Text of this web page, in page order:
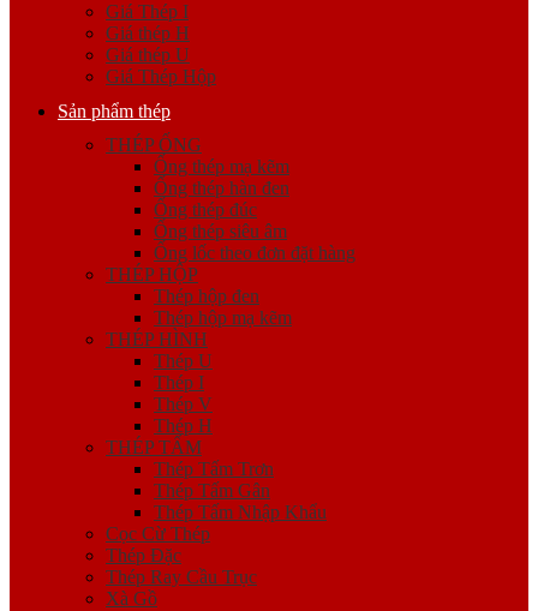
Giá Thép I
Giá thép H
Giá thép U
Giá Thép Hộp
Sản phẩm thép
THÉP ỐNG
Ống thép mạ kẽm
Ống thép hàn đen
Ống thép đúc
Ống thép siêu âm
Ống lốc theo đơn đặt hàng
THÉP HỘP
Thép hộp đen
Thép hộp mạ kẽm
THÉP HÌNH
Thép U
Thép I
Thép V
Thép H
THÉP TẤM
Thép Tấm Trơn
Thép Tấm Gân
Thép Tấm Nhập Khẩu
Cọc Cừ Thép
Thép Đặc
Thép Ray Cầu Trục
Xà Gồ